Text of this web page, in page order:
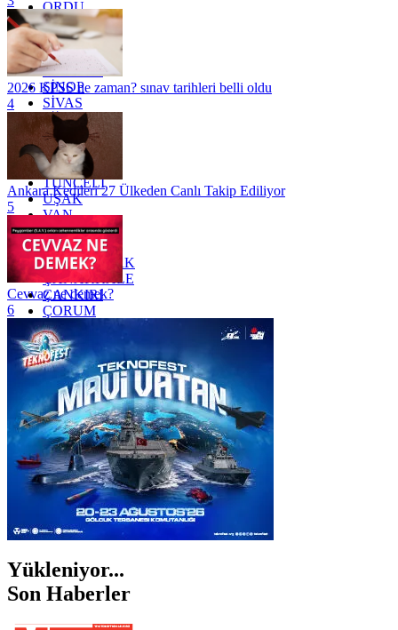
ORDU
OSMANİYE
RİZE
SAKARYA
SAMSUN
SİNOP
SİVAS
SİİRT
TEKİRDAĞ
TOKAT
TRABZON
TUNCELİ
UŞAK
VAN
YALOVA
YOZGAT
ZONGULDAK
ÇANAKKALE
ÇANKIRI
ÇORUM
İSTANBUL
İZMİR
ŞANLIURFA
ŞIRNAK
2026 KPSS ne zaman? sınav tarihleri belli oldu
4
Ankara Kedileri 27 Ülkeden Canlı Takip Ediliyor
5
Cevvaz ne demek?
6
Yükleniyor...
Son Haberler